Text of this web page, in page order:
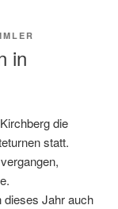
in
die
statt.
dieses Jahr auch